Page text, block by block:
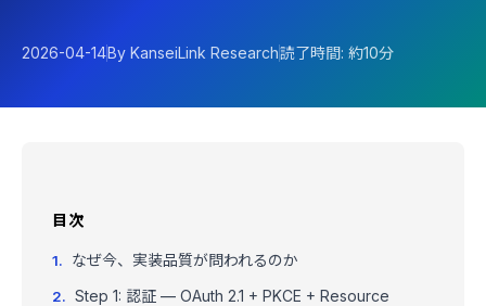
2026-04-14By KanseiLink Research読了時間: 約10分
目次
なぜ今、実装品質が問われるのか
Step 1: 認証 — OAuth 2.1 + PKCE + Resource